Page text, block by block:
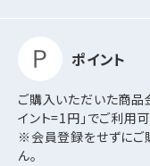
ポイント
ご購入いただいた商品
イント=1円」でご利用可
※会員登録をせずにご
ん。